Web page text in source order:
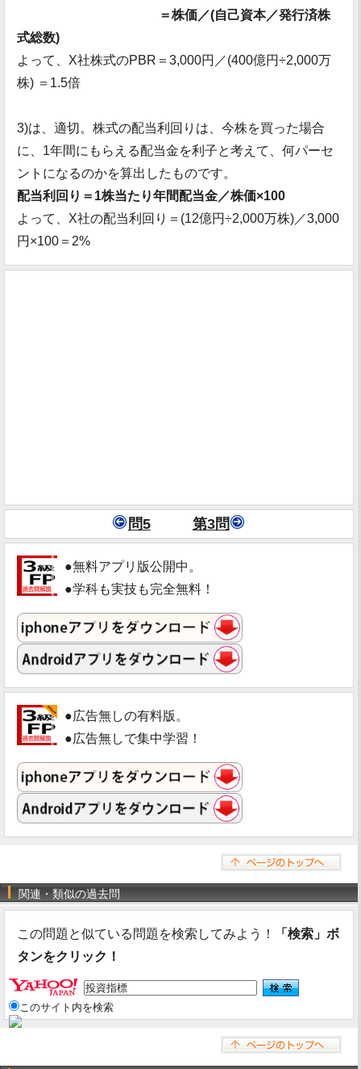
＝株価／(自己資本／発行済株
式総数)
よって、X社株式のPBR＝3,000円／(400億円÷2,000万
株) ＝1.5倍
3)は、適切。株式の配当利回りは、今株を買った場合
に、1年間にもらえる配当金を利子と考えて、何パーセ
ントになるのかを算出したものです。
配当利回り＝1株当たり年間配当金／株価×100
よって、X社の配当利回り＝(12億円÷2,000万株)／3,000
円×100＝2%
問5 第3問
●無料アプリ版公開中。
●学科も実技も完全無料！
●広告無しの有料版。
●広告無しで集中学習！
関連・類似の過去問
この問題と似ている問題を検索してみよう！
「検索」ボ
タンをクリック！
このサイト内を検索